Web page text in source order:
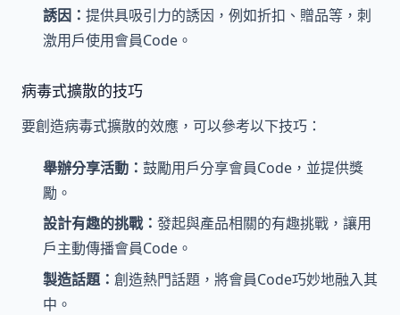
誘因： 提供具吸引力的誘因，例如折扣、贈品等，刺
激用戶使用會員Code。
病毒式擴散的技巧
要創造病毒式擴散的效應，可以參考以下技巧：
舉辦分享活動： 鼓勵用戶分享會員Code，並提供獎
勵。
設計有趣的挑戰： 發起與產品相關的有趣挑戰，讓用
戶主動傳播會員Code。
製造話題： 創造熱門話題，將會員Code巧妙地融入其
中。